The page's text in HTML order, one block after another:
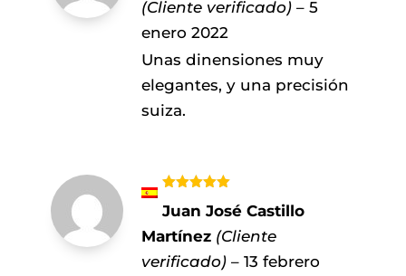
(Cliente verificado) – 5
enero 2022
Unas dinensiones muy
elegantes, y una precisión
suiza.
con5de 5
Juan José Castillo
Martínez (Cliente
verificado) – 13 febrero